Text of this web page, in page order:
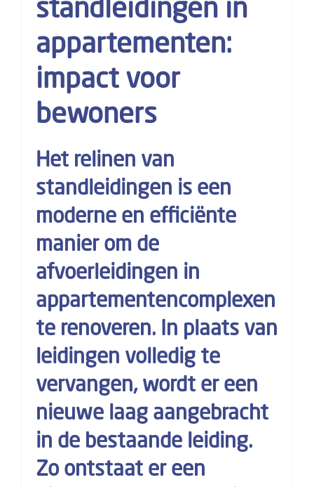
standleidingen in
appartementen:
impact voor
bewoners
Het relinen van
standleidingen is een
moderne en efficiënte
manier om de
afvoerleidingen in
appartementencomplexen
te renoveren. In plaats van
leidingen volledig te
vervangen, wordt er een
nieuwe laag aangebracht
in de bestaande leiding.
Zo ontstaat er een